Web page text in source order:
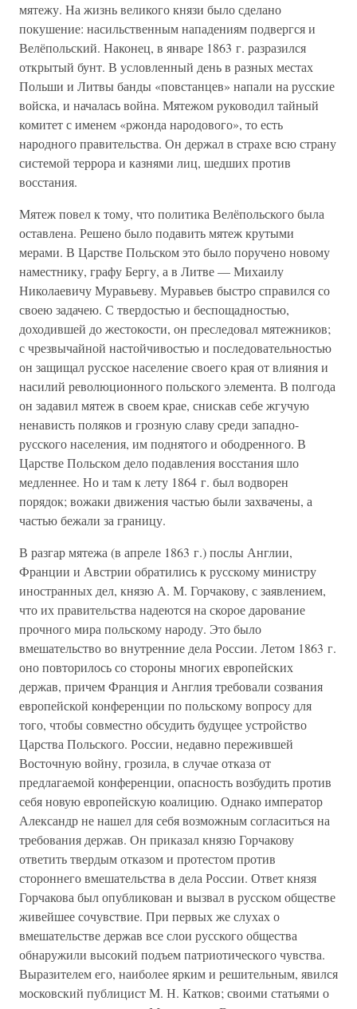
мятежу. На жизнь великого князи было сделано
покушение: насильственным нападениям подвергся и
Велёпольский. Наконец, в январе 1863 г. разразился
открытый бунт. В условленный день в разных местах
Польши и Литвы банды «повстанцев» напали на русские
войска, и началась война. Мятежом руководил тайный
комитет с именем «ржонда народового», то есть
народного правительства. Он держал в страхе всю страну
системой террора и казнями лиц, шедших против
восстания.
Мятеж повел к тому, что политика Велёпольского была
оставлена. Решено было подавить мятеж крутыми
мерами. В Царстве Польском это было поручено новому
наместнику, графу Бергу, а в Литве — Михаилу
Николаевичу Муравьеву. Муравьев быстро справился со
своею задачею. С твердостью и беспощадностью,
доходившей до жестокости, он преследовал мятежников;
с чрезвычайной настойчивостью и последовательностью
он защищал русское население своего края от влияния и
насилий революционного польского элемента. В полгода
он задавил мятеж в своем крае, снискав себе жгучую
ненависть поляков и грозную славу среди западно-
русского населения, им поднятого и ободренного. В
Царстве Польском дело подавления восстания шло
медленнее. Но и там к лету 1864 г. был водворен
порядок; вожаки движения частью были захвачены, а
частью бежали за границу.
В разгар мятежа (в апреле 1863 г.) послы Англии,
Франции и Австрии обратились к русскому министру
иностранных дел, князю А. М. Горчакову, с заявлением,
что их правительства надеются на скорое дарование
прочного мира польскому народу. Это было
вмешательство во внутренние дела России. Летом 1863 г.
оно повторилось со стороны многих европейских
держав, причем Франция и Англия требовали созвания
европейской конференции по польскому вопросу для
того, чтобы совместно обсудить будущее устройство
Царства Польского. России, недавно пережившей
Восточную войну, грозила, в случае отказа от
предлагаемой конференции, опасность возбудить против
себя новую европейскую коалицию. Однако император
Александр не нашел для себя возможным согласиться на
требования держав. Он приказал князю Горчакову
ответить твердым отказом и протестом против
стороннего вмешательства в дела России. Ответ князя
Горчакова был опубликован и вызвал в русском обществе
живейшее сочувствие. При первых же слухах о
вмешательстве держав все слои русского общества
обнаружили высокий подъем патриотического чувства.
Выразителем его, наиболее ярким и решительным, явился
московский публицист М. Н. Катков; своими статьями о